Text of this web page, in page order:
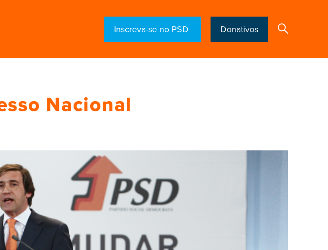
Inscreva-se no PSD Donativos
Nacional